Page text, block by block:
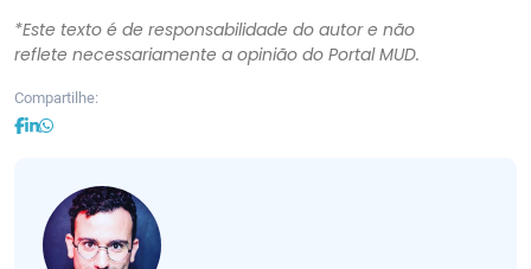
*Este texto é de responsabilidade do autor e não
reflete necessariamente a opinião do Portal MUD.
Compartilhe: